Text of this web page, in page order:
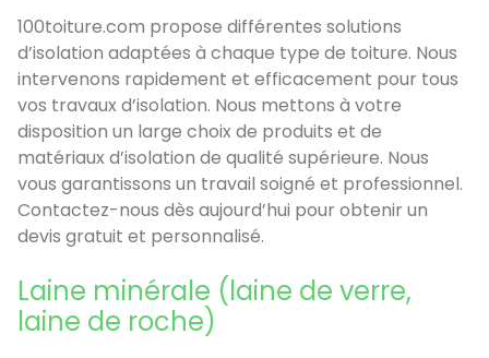
100toiture.com propose différentes solutions
d’isolation adaptées à chaque type de toiture. Nous
intervenons rapidement et efficacement pour tous
vos travaux d’isolation. Nous mettons à votre
disposition un large choix de produits et de
matériaux d’isolation de qualité supérieure. Nous
vous garantissons un travail soigné et professionnel.
Contactez-nous dès aujourd’hui pour obtenir un
devis gratuit et personnalisé.
Laine minérale (laine de verre,
laine de roche)